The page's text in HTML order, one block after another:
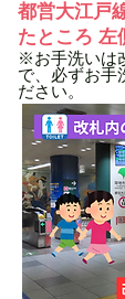
都営大江戸
たところ 左
​※お手洗いは
で、必ずお手
ださい。